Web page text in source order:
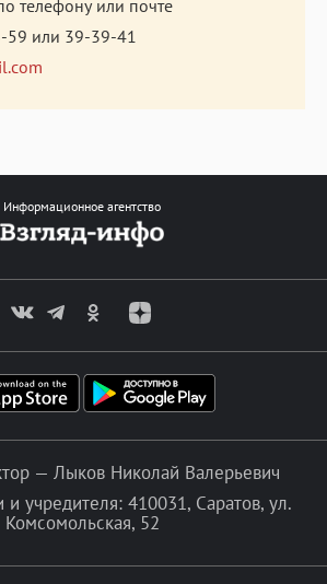
телефону или почте
59 или 39-39-41
Информационное агентство
— Лыков Николай Валерьевич
учредителя: 410031, Саратов, ул.
Комсомольская, 52